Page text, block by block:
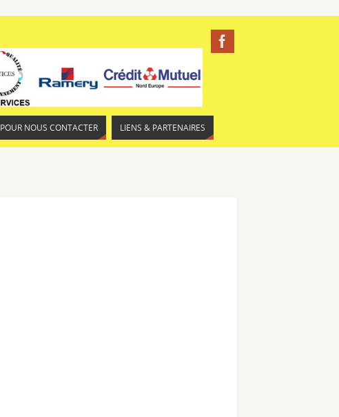
POUR NOUS CONTACTER LIENS & PARTENAIRES